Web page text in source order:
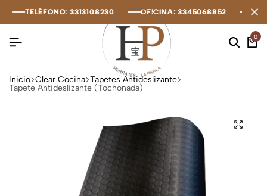
TELÉFONO: 3313108230 OFICINA: 3345068852
TELÉFONO: 3313108230 OFICINA: 3345068852
TELÉFONO: 3313108230 OFICINA: 3345068852
0
Inicio Clear Cocina Tapetes Antideslizante
Tapete Antideslizante (Tochonada)